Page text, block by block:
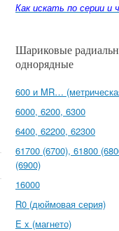
Как искать по серии и
Шариковые
однорядные
600 и MR…
6000, 6200, 6300
6400, 62200, 62300
61700 (6700), 61800
(6900)
16000
R0 (дюймовая серия)
E x (магнето)